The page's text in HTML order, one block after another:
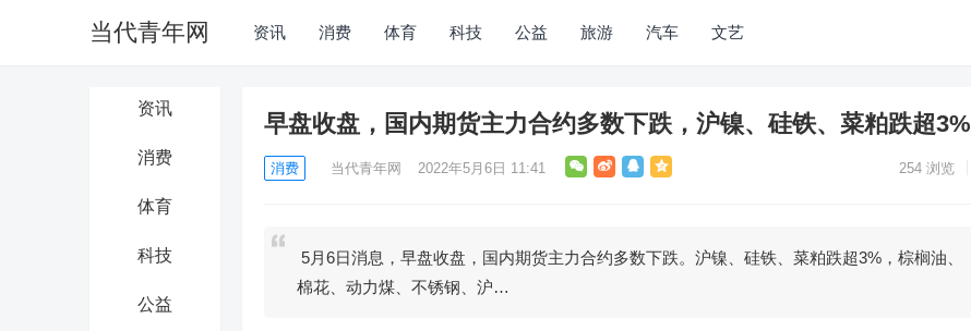
当代青年网 资讯 消费 体育 科技 公益 旅游 汽车 文艺
资讯
消费
体育
科技
公益
早盘收盘，国内期货主力合约多数下跌，沪镍、硅铁、菜粕跌超3%
消费 当代青年网 2022年5月6日 11:41 254 浏览
5月6日消息，早盘收盘，国内期货主力合约多数下跌。沪镍、硅铁、菜粕跌超3%，棕榈油、
棉花、动力煤、不锈钢、沪…